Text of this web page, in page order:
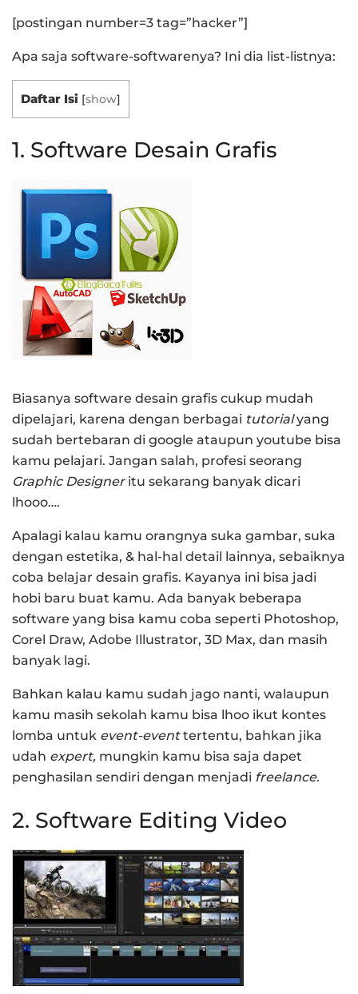
[postingan number=3 tag=”hacker”]
Apa saja software-softwarenya? Ini dia list-listnya:
Daftar Isi [show]
1. Software Desain Grafis
Biasanya software desain grafis cukup mudah
dipelajari, karena dengan berbagai tutorialyang
sudah bertebaran di google ataupun youtube bisa
kamu pelajari. Jangan salah, profesi seorang
Graphic Designeritu sekarang banyak dicari
lhooo….
Apalagi kalau kamu orangnya suka gambar, suka
dengan estetika, & hal-hal detail lainnya, sebaiknya
coba belajar desain grafis. Kayanya ini bisa jadi
hobi baru buat kamu. Ada banyak beberapa
software yang bisa kamu coba seperti Photoshop,
Corel Draw, Adobe Illustrator, 3D Max, dan masih
banyak lagi.
Bahkan kalau kamu sudah jago nanti, walaupun
kamu masih sekolah kamu bisa lhoo ikut kontes
lomba untuk event-eventtertentu, bahkan jika
udah expert, mungkin kamu bisa saja dapet
penghasilan sendiri dengan menjadi freelance.
2. Software Editing Video